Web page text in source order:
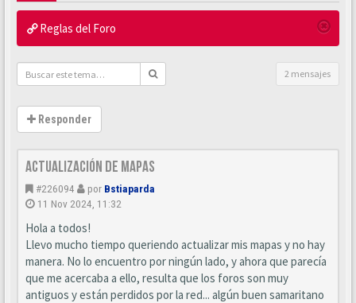
Reglas del Foro
2 mensajes
Responder
Actualización de mapas
#226094 por Bstiaparda
11 Nov 2024, 11:32
Hola a todos!
Llevo mucho tiempo queriendo actualizar mis mapas y no hay
manera. No lo encuentro por ningún lado, y ahora que parecía
que me acercaba a ello, resulta que los foros son muy
antiguos y están perdidos por la red... algún buen samaritano